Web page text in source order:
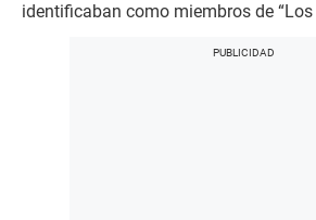
identificaban como miembros de “Los